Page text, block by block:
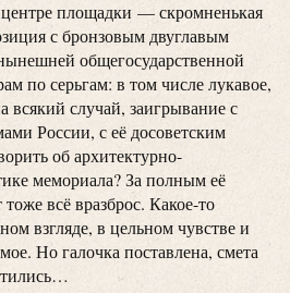
площадки — скромненькая
с бронзовым двуглавым
общегосударственной
по серьгам: в том числе лукавое,
всякий случай, заигрывание с
России, с её досоветским
об архитектурно-
мемориала? За полным её
всё вразброс. Какое-то
взгляде, в цельном чувстве и
Но галочка поставлена, смета